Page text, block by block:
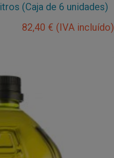
(Caja de 6 unidades)
82,40 € (IVA incluído)